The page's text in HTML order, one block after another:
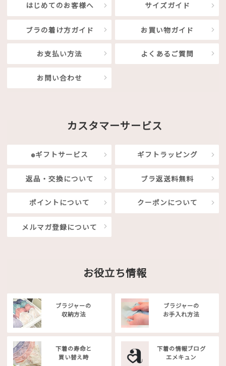
はじめてのお客様へ サイズガイド
ブラの着け方ガイド お買い物ガイド
お支払い方法 よくあるご質問
お問い合わせ
カスタマーサービス
eギフトサービス ギフトラッピング
返品・交換について ブラ返送料無料
ポイントについて クーポンについて
メルマガ登録について
お役立ち情報
ブラジャーの
収納方法
ブラジャーの
お手入れ方法
下着の寿命と
買い替え時
下着の情報ブログ
エメキュン